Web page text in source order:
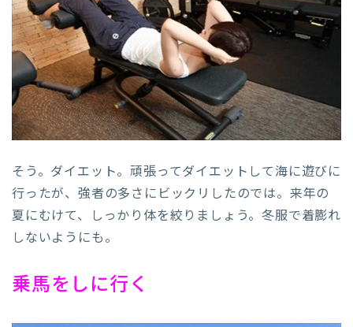
そう。ダイエット。頑張ってダイエットして海に遊びに
行ったが、強者の多さにビックリしたのでは。来年の
夏にむけて、しっかり体を絞りましょう。冬服で着膨れ
しないようにも。
乗馬をしに行く